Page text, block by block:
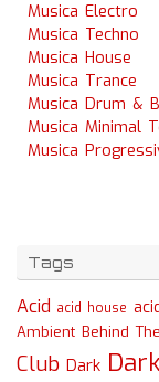
Musica Electro
Musica Techno
Musica House
Musica Trance
Musica Drum &
Musica Minimal
Musica
Tags
Acid acid house
Ambient Behind
Club Dark